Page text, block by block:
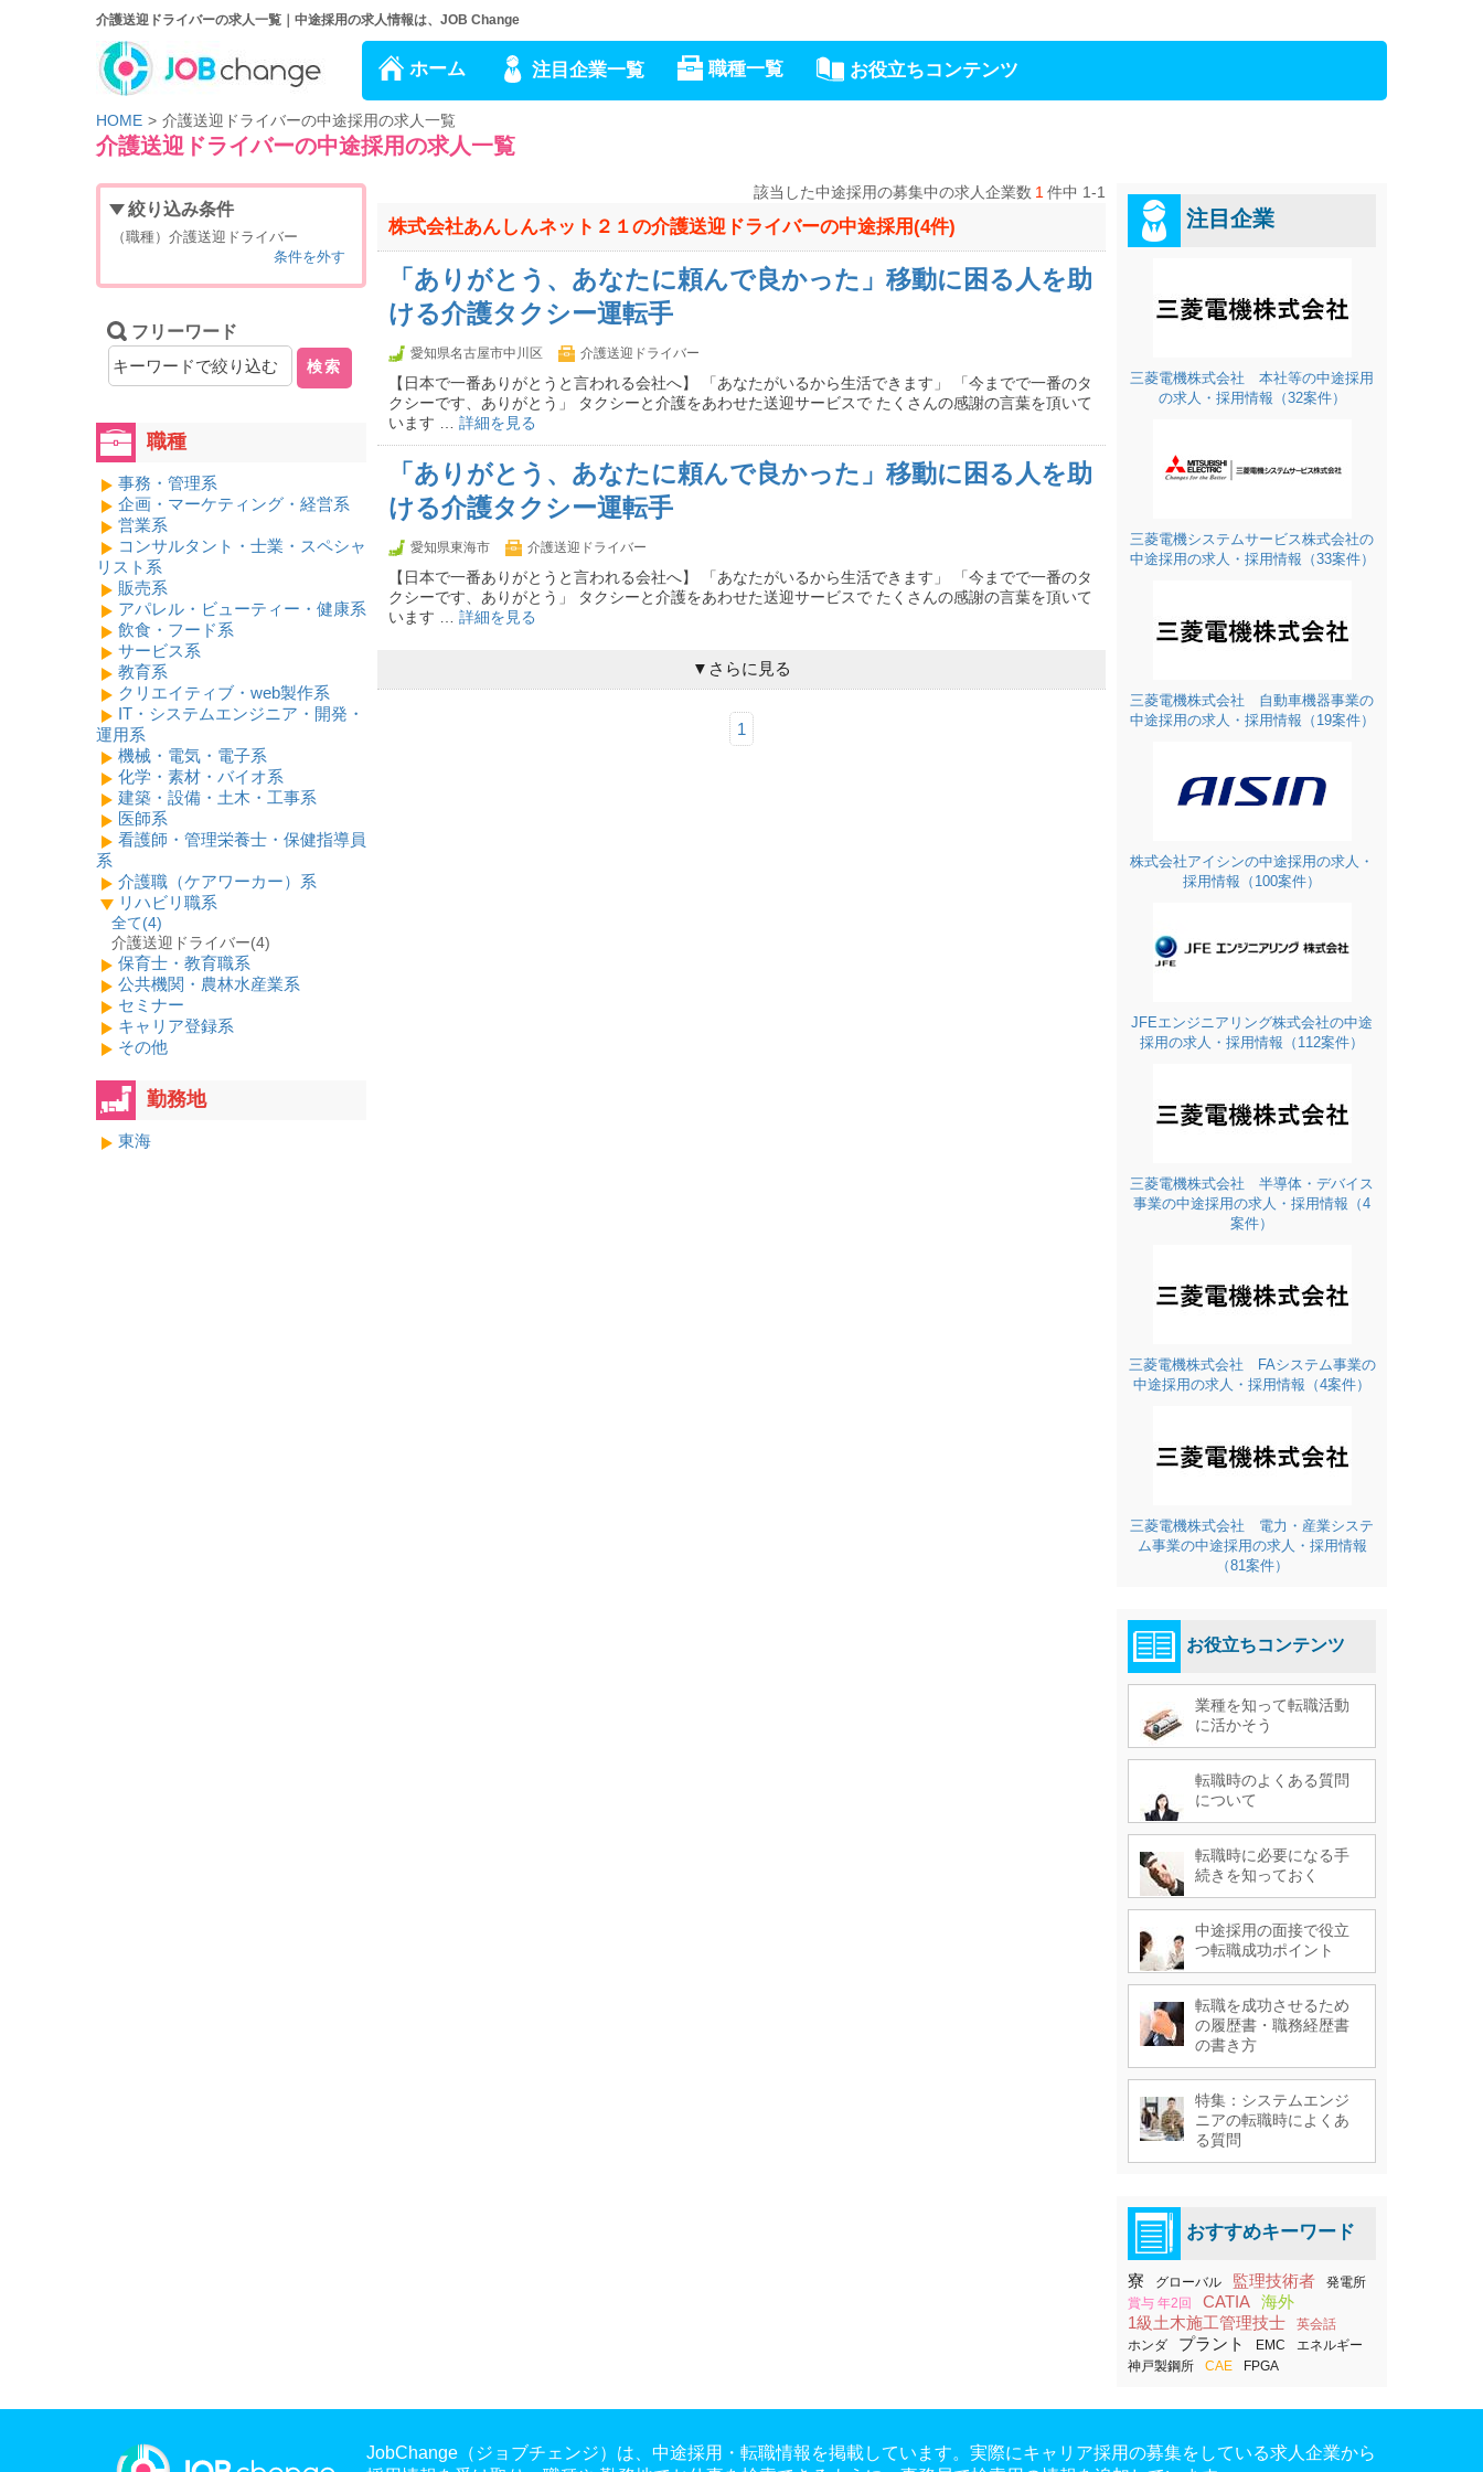
介護送迎ドライバーの求人一覧｜中途採用の求人情報は、JOB Change
ホーム 注目企業一覧 職種一覧 お役立ちコンテンツ
HOME 介護送迎ドライバーの中途採用の求人一覧
介護送迎ドライバーの中途採用の求人一覧
該当した中途採用の募集中の求人企業数 1 件中 1-1
株式会社あんしんネット２１の介護送迎ドライバーの中途採用(4件)
「ありがとう、あなたに頼んで良かった」移動に困る人を助
ける介護タクシー運転手
愛知県名古屋市中川区 介護送迎ドライバー
【日本で一番ありがとうと言われる会社へ】 「あなたがいるから生活できます」 「今までで一番のタ
クシーです、ありがとう」 タクシーと介護をあわせた送迎サービスで たくさんの感謝の言葉を頂いて
います … 詳細を見る
「ありがとう、あなたに頼んで良かった」移動に困る人を助
ける介護タクシー運転手
愛知県東海市 介護送迎ドライバー
【日本で一番ありがとうと言われる会社へ】 「あなたがいるから生活できます」 「今までで一番のタ
クシーです、ありがとう」 タクシーと介護をあわせた送迎サービスで たくさんの感謝の言葉を頂いて
います … 詳細を見る
▼さらに見る
1
絞り込み条件
（職種）介護送迎ドライバー
条件を外す
フリーワード
検索
職種
事務・管理系
企画・マーケティング・経営系
営業系
コンサルタント・士業・スペシャ
リスト系
販売系
アパレル・ビューティー・健康系
飲食・フード系
サービス系
教育系
クリエイティブ・web製作系
IT・システムエンジニア・開発・
運用系
機械・電気・電子系
化学・素材・バイオ系
建築・設備・土木・工事系
医師系
看護師・管理栄養士・保健指導員
系
介護職（ケアワーカー）系
リハビリ職系
全て(4)
介護送迎ドライバー(4)
保育士・教育職系
公共機関・農林水産業系
セミナー
キャリア登録系
その他
勤務地
東海
注目企業
三菱電機株式会社 本社等の中途採用
の求人・採用情報（32案件）
三菱電機システムサービス株式会社の
中途採用の求人・採用情報（33案件）
三菱電機株式会社 自動車機器事業の
中途採用の求人・採用情報（19案件）
株式会社アイシンの中途採用の求人・
採用情報（100案件）
JFEエンジニアリング株式会社の中途
採用の求人・採用情報（112案件）
三菱電機株式会社 半導体・デバイス
事業の中途採用の求人・採用情報（4
案件）
三菱電機株式会社 FAシステム事業の
中途採用の求人・採用情報（4案件）
三菱電機株式会社 電力・産業システ
ム事業の中途採用の求人・採用情報
（81案件）
お役立ちコンテンツ
業種を知って転職活動
に活かそう
転職時のよくある質問
について
転職時に必要になる手
続きを知っておく
中途採用の面接で役立
つ転職成功ポイント
転職を成功させるため
の履歴書・職務経歴書
の書き方
特集：システムエンジ
ニアの転職時によくあ
る質問
おすすめキーワード
寮 グローバル 監理技術者
発電所
賞与 年2回
CATIA 海外
1級土木施工管理技士
英会話
ホンダ
プラント EMC
エネルギー
神戸製鋼所
CAE FPGA
JobChange（ジョブチェンジ）は、中途採用・転職情報を掲載しています。実際にキャリア採用の募集をしている求人企業から